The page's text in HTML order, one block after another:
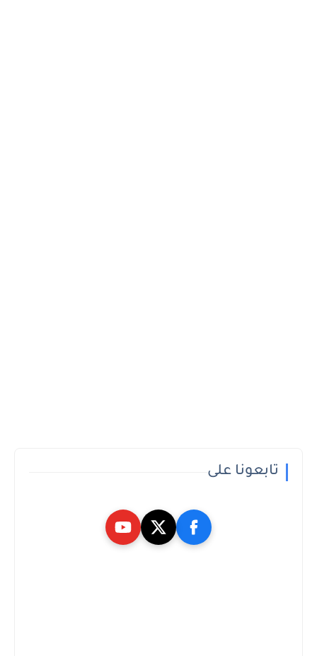
تابعونا على